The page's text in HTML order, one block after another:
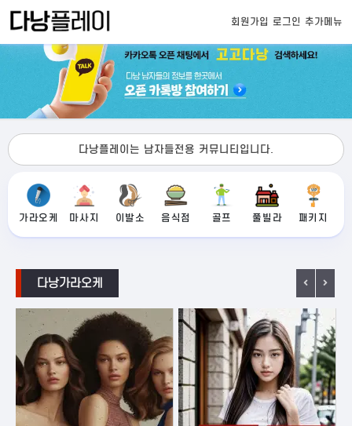
회원가입 로그인 추가메뉴
다낭플레이는 남자들전용 커뮤니티입니다.
가라오케 마사지 이발소 음식점 골프 풀빌라 패키지
다낭가라오케